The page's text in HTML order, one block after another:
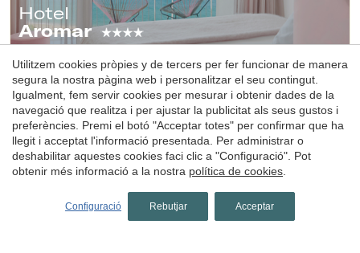
Hotel
Aromar
Platja d'Aro, Baix Empordà, Costa Brava
(49.956168380079km de Arenys de mar)
Hotel Aromar és un elegant hotel a Platja d’Aro, a la Costa
Brava, situat al passeig marítim, amb fantàstiques vistes al
mar i un entorn ideal per a una escapada romàntica en
parella.
1 nit des de
72€ Reservar
Utilitzem cookies pròpies y de tercers per fer funcionar de manera
segura la nostra pàgina web i personalitzar el seu contingut.
Igualment, fem servir cookies per mesurar i obtenir dades de la
navegació que realitza i per ajustar la publicitat als seus gustos i
preferències. Premi el botó "Acceptar totes" per confirmar que ha
llegit i acceptat l'informació presentada. Per administrar o
deshabilitar aquestes cookies faci clic a "Configuració". Pot
obtenir més informació a la nostra política de cookies
Configuració Rebutjar Acceptar